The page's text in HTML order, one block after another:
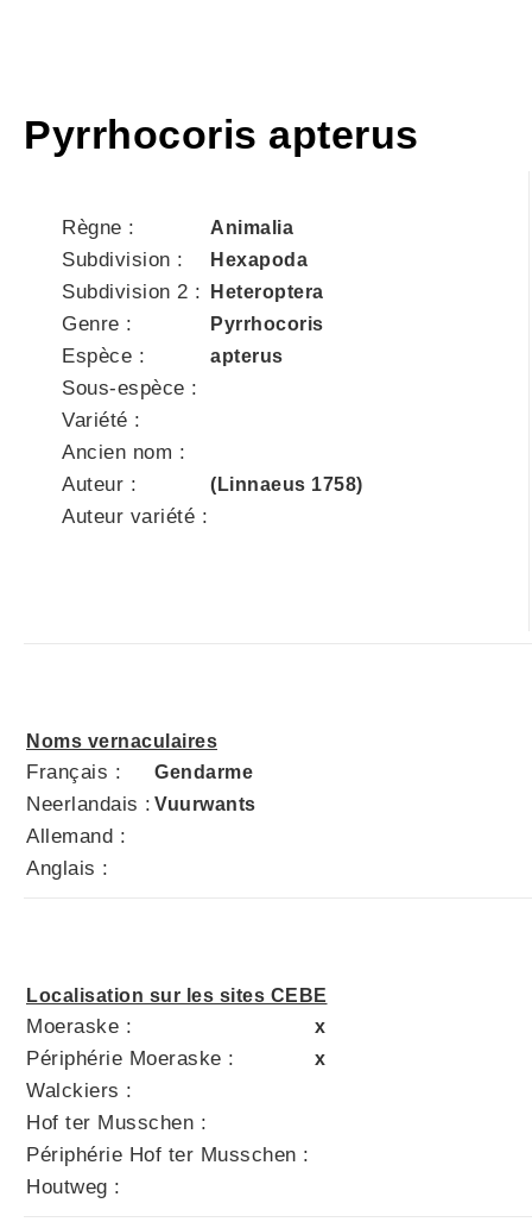
Pyrrhocoris apterus
Règne : Animalia
Subdivision : Hexapoda
Subdivision 2 : Heteroptera
Genre : Pyrrhocoris
Espèce : apterus
Sous-espèce :
Variété :
Ancien nom :
Auteur :
(Linnaeus 1758)
Auteur variété :
Noms vernaculaires
Français : Gendarme
Neerlandais : Vuurwants
Allemand :
Anglais :
Localisation sur les sites CEBE
Moeraske : x
Périphérie Moeraske : x
Walckiers :
Hof ter Musschen :
Périphérie Hof ter Musschen :
Houtweg :